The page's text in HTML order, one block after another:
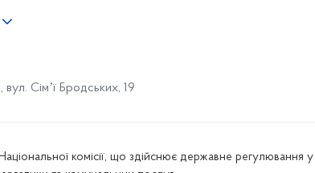
вул. Сімʼї Бродських, 19
комісії, що здійснює державне регулювання у